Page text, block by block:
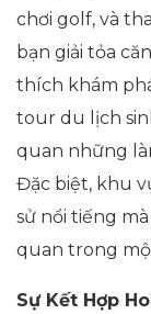
chơi golf, và
bạn giải tỏa
thích khám
tour du lịch
quan những
Đặc biệt, khu
sử nổi tiếng
quan trong
Sự Kết Hợp